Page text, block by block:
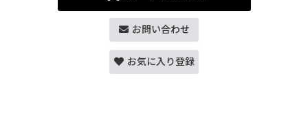
お問い合わせ
お気に入り登録